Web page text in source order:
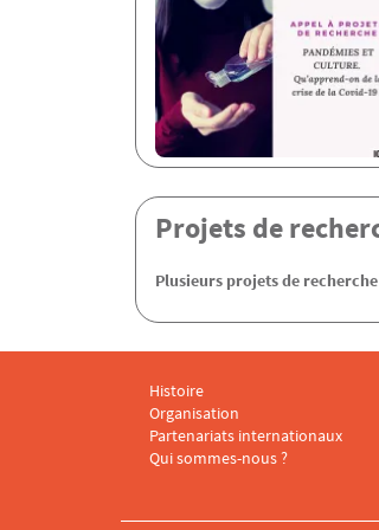
Projets de
Plusieurs projets de
Menu footer CARISM 1
Histoire
Organisation
Partenariats internationaux
Qui sommes-nous ?